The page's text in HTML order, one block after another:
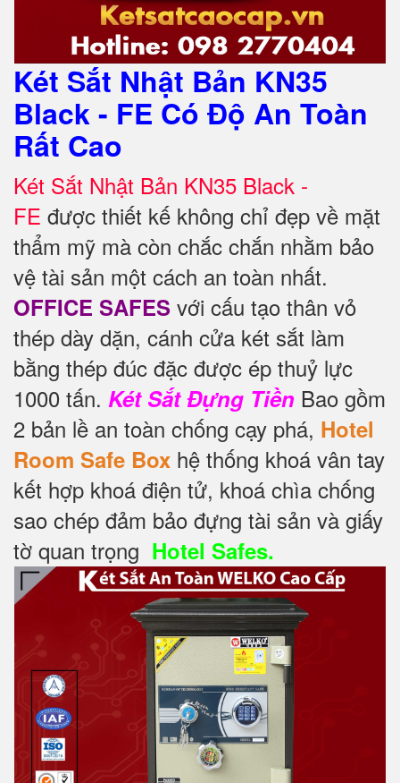
Két Sắt Nhật Bản KN35
Black - FE Có Độ An Toàn
Rất Cao
Két Sắt Nhật Bản KN35 Black -
FE được thiết kế không chỉ đẹp về mặt
thẩm mỹ mà còn chắc chắn nhằm bảo
vệ tài sản một cách an toàn nhất.
OFFICE SAFES với cấu tạo thân vỏ
thép dày dặn, cánh cửa két sắt làm
bằng thép đúc đặc được ép thuỷ lực
1000 tấn. Két Sắt Đựng Tiền Bao gồm
2 bản lề an toàn chống cạy phá, Hotel
Room Safe Box hệ thống khoá vân tay
kết hợp khoá điện tử, khoá chìa chống
sao chép đảm bảo đựng tài sản và giấy
tờ quan trọng Hotel Safes.